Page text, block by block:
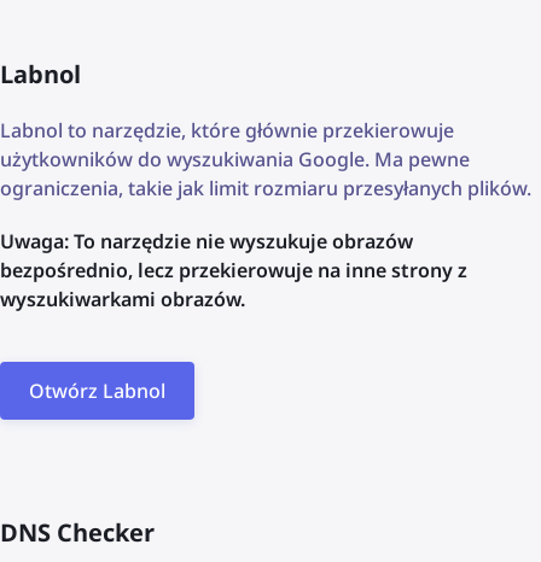
Labnol
Labnol to narzędzie, które głównie przekierowuje
użytkowników do wyszukiwania Google. Ma pewne
ograniczenia, takie jak limit rozmiaru przesyłanych plików.
Uwaga: To narzędzie nie wyszukuje obrazów
bezpośrednio, lecz przekierowuje na inne strony z
wyszukiwarkami obrazów.
Otwórz Labnol
DNS Checker